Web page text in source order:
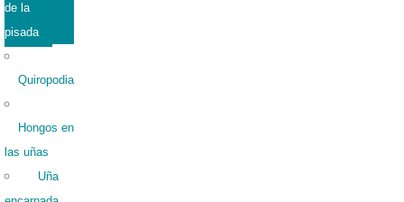
de la
pisada
Quiropodia
Hongos en
las uñas
Uña